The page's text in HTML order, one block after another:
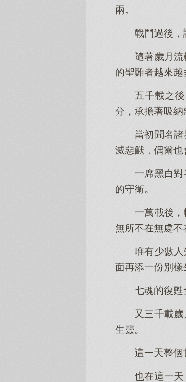
兩。
戰鬥過後，
隨著歲月
的聖難者越來越
五千載之
分，承擔著吸納
當初聞名
滅惡獸，偶爾也
一席黑白
的守衛。
一萬載後
無所不在無處不
唯有少數
面再添一份別樣
七魂的復甦
又三千載
生靈。
這一天整個
也在這一